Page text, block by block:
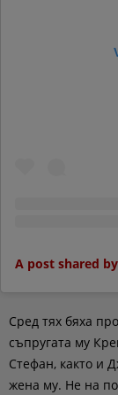
Сред тях бяха
съпругата му
Стефан, както и
жена му. Не на